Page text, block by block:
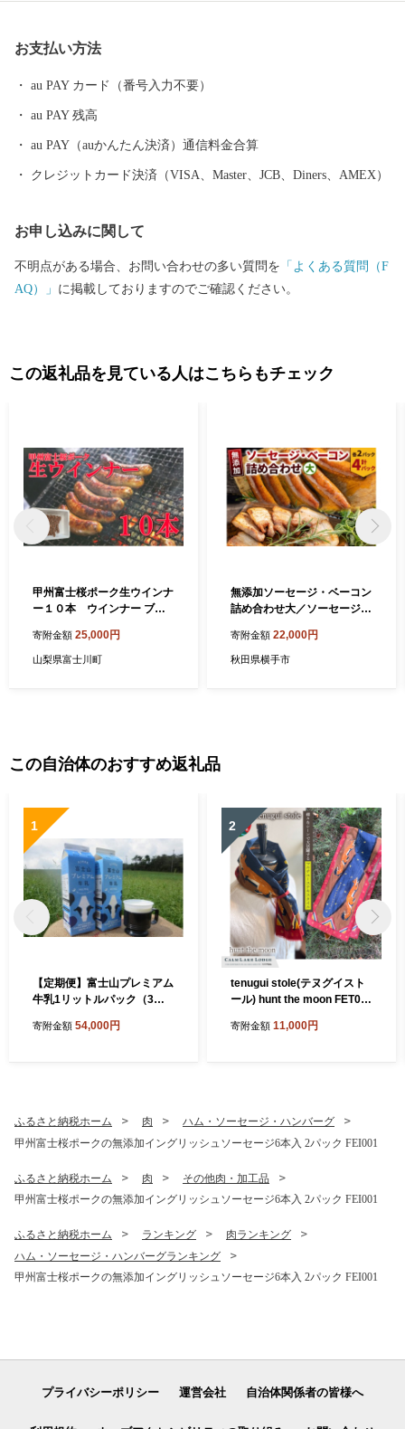
す。 都心から車で約９０分の場所に位置する富士河口湖町では、
河口湖美術館や河口湖ステラシアターなどの文化・観光施設のほ
設も充実しています。 ハーブフェスティバルや紅葉まつりなど季
節を感じることのできるイベントのほかにも、富士山河口湖音楽
祭や、４つの湖で行われる花火大会、マラソンなど多彩なイベン
お支払い方法
au PAY カード（番号入力不要）
au PAY 残高
au PAY（auかんたん決済）通信料金合算
クレジットカード決済（VISA、Master、JCB、Diners、AMEX）
お申し込みに関して
不明点がある場合、お問い合わせの多い質問を 「よくある質問（F
AQ）」 に掲載しておりますのでご確認ください。
この返礼品を見ている人はこちらもチェック
甲州富士桜ポーク生ウインナ
ー１０本 ウインナー ブラ
町 グランピング バーべキュ
ー BBQ 粗切り 粗い 道の駅
寄附金額 25,000円
山梨県富士川町
無添加ソーセージ・ベーコン
詰め合わせ大／ソーセージ 5
200g×2 [無添加 詰合せ 詰め
合わせ ギフト 豚肉]
寄附金額 22,000円
秋田県横手市
この自治体のおすすめ返礼品
1
【定期便】富士山プレミアム
牛乳1リットルパック（3本
寄附金額 54,000円
2
tenugui stole(テヌグイスト
ール) hunt the moon FET00
寄附金額 11,000円
ふるさと納税ホーム 肉
ハム・ソーセージ・ハンバーグ
甲州富士桜ポークの無添加イングリッシュソーセージ6本入 2パック FEI001
ふるさと納税ホーム 肉
その他肉・加工品
甲州富士桜ポークの無添加イングリッシュソーセージ6本入 2パック FEI001
ふるさと納税ホーム ランキング
肉ランキング
ハム・ソーセージ・ハンバーグランキング
甲州富士桜ポークの無添加イングリッシュソーセージ6本入 2パック FEI001
プライバシーポリシー 運営会社 自治体関係者の皆様へ